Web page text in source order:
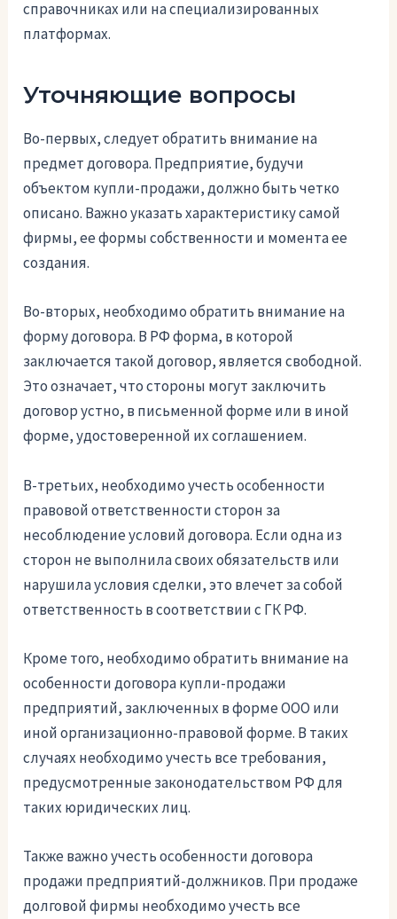
справочниках или на специализированных
платформах.
Уточняющие вопросы
Во-первых, следует обратить внимание на
предмет договора. Предприятие, будучи
объектом купли-продажи, должно быть четко
описано. Важно указать характеристику самой
фирмы, ее формы собственности и момента ее
создания.
Во-вторых, необходимо обратить внимание на
форму договора. В РФ форма, в которой
заключается такой договор, является свободной.
Это означает, что стороны могут заключить
договор устно, в письменной форме или в иной
форме, удостоверенной их соглашением.
В-третьих, необходимо учесть особенности
правовой ответственности сторон за
несоблюдение условий договора. Если одна из
сторон не выполнила своих обязательств или
нарушила условия сделки, это влечет за собой
ответственность в соответствии с ГК РФ.
Кроме того, необходимо обратить внимание на
особенности договора купли-продажи
предприятий, заключенных в форме ООО или
иной организационно-правовой форме. В таких
случаях необходимо учесть все требования,
предусмотренные законодательством РФ для
таких юридических лиц.
Также важно учесть особенности договора
продажи предприятий-должников. При продаже
долговой фирмы необходимо учесть все